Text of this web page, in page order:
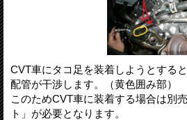
CVT車にタコ足を装着しようとする
配管が干渉します。（黄色囲み部）
このためCVT車に装着する場合は別
ト」が必要となります。